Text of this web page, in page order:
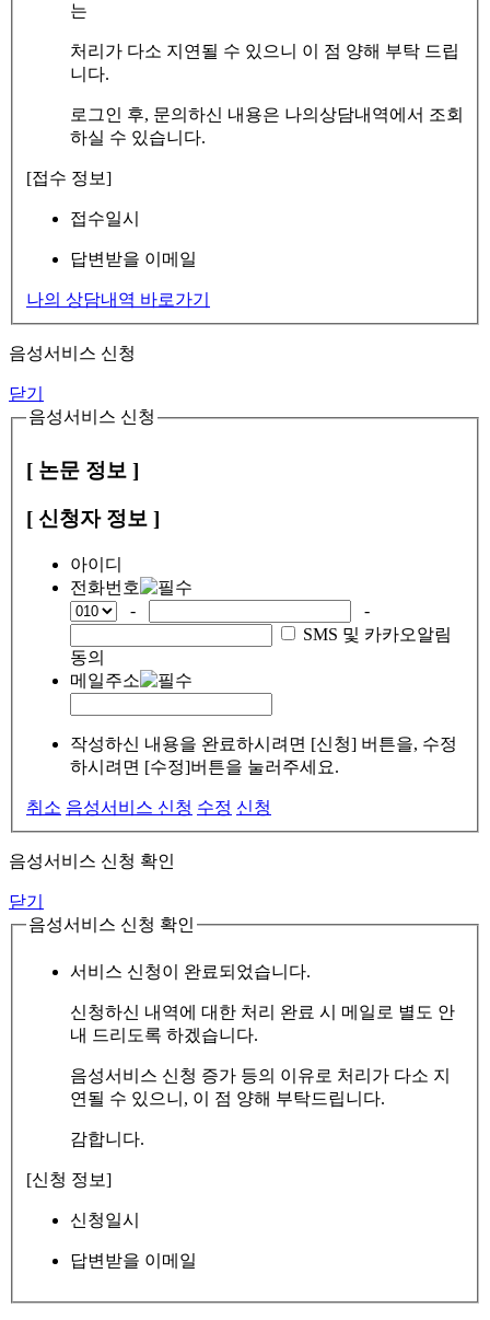
는
처리가 다소 지연될 수 있으니 이 점 양해 부탁 드립
니다.
로그인 후, 문의하신 내용은 나의상담내역에서 조회
하실 수 있습니다.
[접수 정보]
접수일시
답변받을 이메일
나의 상담내역 바로가기
음성서비스 신청
닫기
음성서비스 신청
[ 논문 정보 ]
[ 신청자 정보 ]
아이디
전화번호
-
-
SMS 및 카카오알림
동의
메일주소
작성하신 내용을 완료하시려면 [신청] 버튼을, 수정
하시려면 [수정]버튼을 눌러주세요.
취소 음성서비스 신청 수정 신청
음성서비스 신청 확인
닫기
음성서비스 신청 확인
서비스 신청이 완료되었습니다.
신청하신 내역에 대한 처리 완료 시 메일로 별도 안
내 드리도록 하겠습니다.
음성서비스 신청 증가 등의 이유로 처리가 다소 지
연될 수 있으니, 이 점 양해 부탁드립니다.
감합니다.
[신청 정보]
신청일시
답변받을 이메일